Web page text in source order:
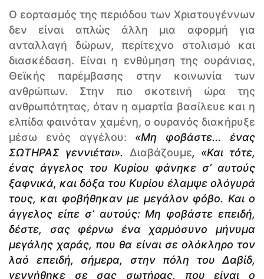
Ο εορτασμός της περιόδου των Χριστουγέννων
δεν είναι απλώς άλλη μια αφορμή για
ανταλλαγή δώρων, περίτεχνο στολισμό και
διασκέδαση. Είναι η ενθύμηση της ουράνιας,
Θεϊκής παρέμβασης στην κοινωνία των
ανθρώπων. Στην πιο σκοτεινή ώρα της
ανθρωπότητας, όταν η αμαρτία βασίλευε και η
ελπίδα φαινόταν χαμένη, ο ουρανός διακήρυξε
μέσω ενός αγγέλου: «Μη φοβάστε... ένας
ΣΩΤΗΡΑΣ γεννιέται». Διαβάζουμε, «Και τότε,
ένας άγγελος του Κυρίου φάνηκε σ’ αυτούς
ξαφνικά, και δόξα του Κυρίου έλαμψε ολόγυρά
τους, και φοβήθηκαν με μεγάλον φόβο. Και ο
άγγελος είπε σ’ αυτούς: Μη φοβάστε επειδή,
δέστε, σας φέρνω ένα χαρμόσυνο μήνυμα
μεγάλης χαράς, που θα είναι σε ολόκληρο τον
λαό επειδή, σήμερα, στην πόλη του Δαβίδ,
γεννήθηκε σε σας σωτήρας, που είναι ο